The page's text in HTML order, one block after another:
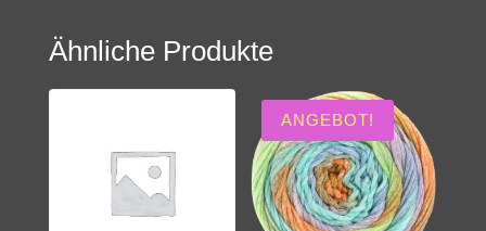
Ähnliche Produkte
ANGEBOT!